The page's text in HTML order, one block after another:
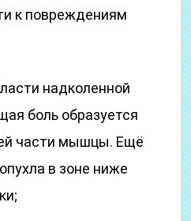
к повреждениям
надколенной
боль образуется
части мышцы. Ещё
в зоне ниже